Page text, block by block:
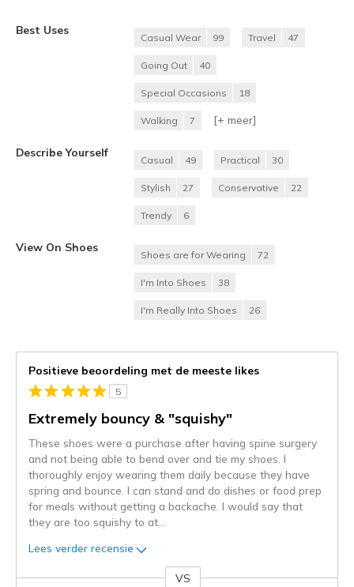
Best Uses
Casual Wear 99 Travel 47
Going Out 40
Special Occasions 18
Walking 7 [+ meer]
Describe Yourself
Casual 49 Practical 30
Stylish 27 Conservative 22
Trendy 6
View On Shoes
Shoes are for Wearing 72
I'm Into Shoes 38
I'm Really Into Shoes 26
Positieve beoordeling met de meeste likes
5
Extremely bouncy & "squishy"
These shoes were a purchase after having spine surgery
and not being able to bend over and tie my shoes. I
thoroughly enjoy wearing them daily because they have
spring and bounce. I can stand and do dishes or food prep
for meals without getting a backache. I would say that
they are too squishy to at
Lees verder recensie
VS